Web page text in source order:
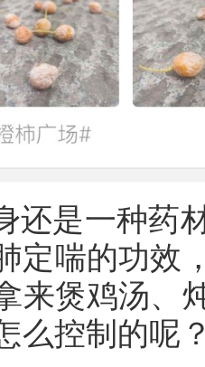
还是一种药
定喘的功效
来煲鸡汤
么控制的呢